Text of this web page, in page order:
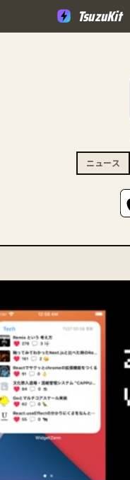
TsuzuKit
ニュース